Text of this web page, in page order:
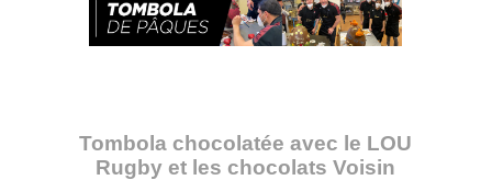
Tombola chocolatée avec le LOU
Rugby et les chocolats Voisin